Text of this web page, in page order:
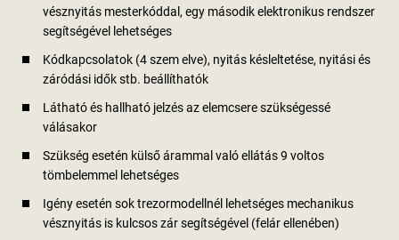
vésznyitás mesterkóddal, egy második elektronikus rendszer
segítségével lehetséges
Kódkapcsolatok (4 szem elve), nyitás késleltetése, nyitási és
záródási idők stb. beállíthatók
Látható és hallható jelzés az elemcsere szükségessé
válásakor
Szükség esetén külső árammal való ellátás 9 voltos
tömbelemmel lehetséges
Igény esetén sok trezormodellnél lehetséges mechanikus
vésznyitás is kulcsos zár segítségével (felár ellenében)